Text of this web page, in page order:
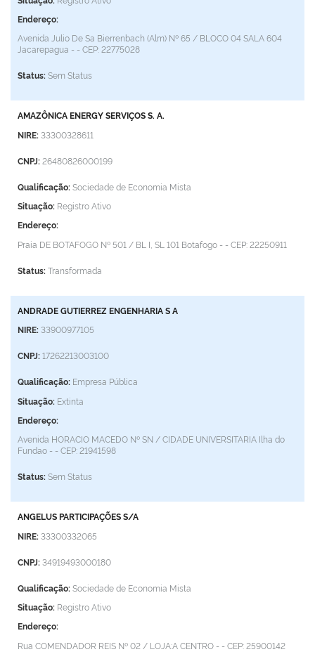
Endereço:
Avenida Julio De Sa Bierrenbach (Alm) Nº 65 / BLOCO 04 SALA 604
Jacarepagua - -CEP: 22775028
Status:Sem Status
AMAZÔNICA ENERGY SERVIÇOS S. A.
NIRE:33300328611
CNPJ:26480826000199
Qualificação:Sociedade de Economia Mista
Situação: Registro Ativo
Endereço:
Praia DE BOTAFOGO Nº 501 / BL I, SL 101 Botafogo - -CEP: 22250911
Status:Transformada
ANDRADE GUTIERREZ ENGENHARIA S A
NIRE:33900977105
CNPJ:17262213003100
Qualificação: Empresa Pública
Situação: Extinta
Endereço:
Avenida HORACIO MACEDO Nº SN / CIDADE UNIVERSITARIA Ilha do
Fundao - -CEP: 21941598
Status:Sem Status
ANGELUS PARTICIPAÇÕES S/A
NIRE:33300332065
CNPJ:34919493000180
Qualificação:Sociedade de Economia Mista
Situação: Registro Ativo
Endereço:
Rua COMENDADOR REIS Nº 02 / LOJA:ACENTRO - -CEP: 25900142